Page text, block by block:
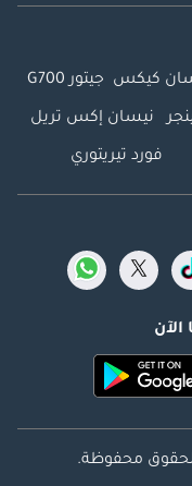
كيكس جيتور G700
نيسان إكس تريل
فورد تيريتوري